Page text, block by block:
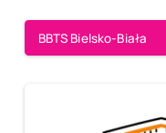
BBTS Bielsko-Biała